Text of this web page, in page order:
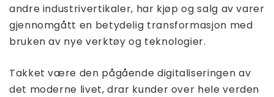
andre industrivertikaler, har kjøp og salg av varer
gjennomgått en betydelig transformasjon med
bruken av nye verktøy og teknologier.
Takket være den pågående digitaliseringen av
det moderne livet, drar kunder over hele verden